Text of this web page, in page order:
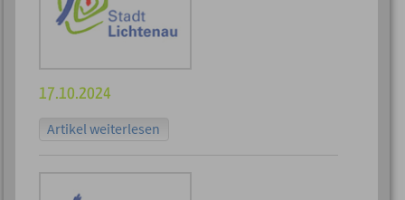
17.10.2024
Artikel weiterlesen